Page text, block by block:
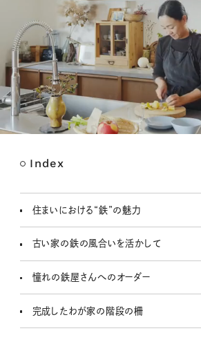
Index
住まいにおける“鉄”の魅力
古い家の鉄の風合いを活かして
憧れの鉄屋さんへのオーダー
完成したわが家の階段の柵